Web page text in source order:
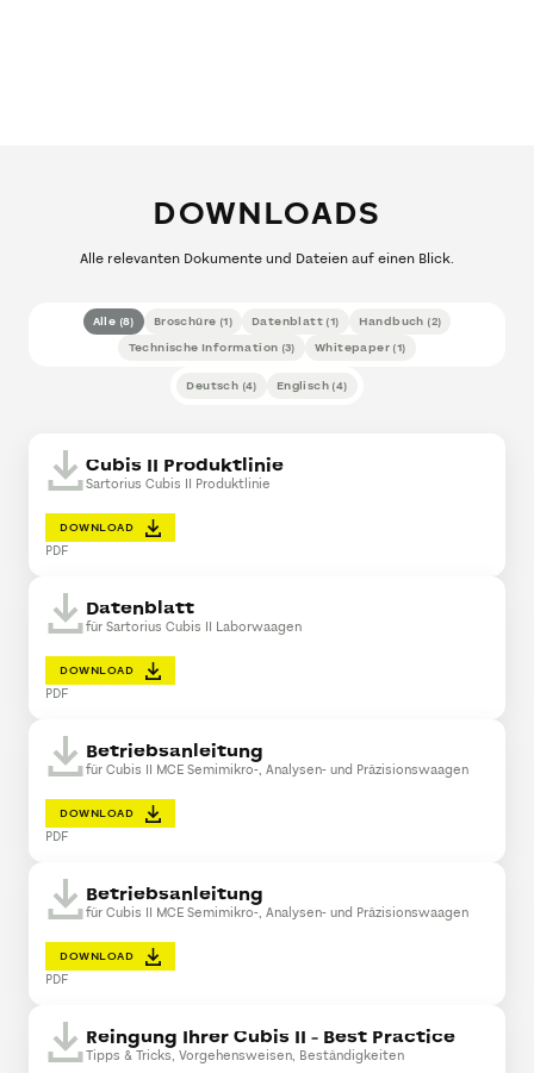
DOWNLOADS
Alle relevanten Dokumente und Dateien auf einen Blick.
Alle (8) Broschüre (1) Datenblatt (1) Handbuch (2)
Technische Information (3) Whitepaper(1)
Deutsch (4) Englisch (4)
Cubis II Produktlinie
Sartorius Cubis II Produktlinie
DOWNLOAD
PDF
Datenblatt
für Sartorius Cubis II Laborwaagen
DOWNLOAD
PDF
Betriebsanleitung
für Cubis II MCE Semimikro-, Analysen- und Präzisionswaagen
DOWNLOAD
PDF
Betriebsanleitung
für Cubis II MCE Semimikro-, Analysen- und Präzisionswaagen
DOWNLOAD
PDF
Reingung Ihrer Cubis II - Best Practice
Tipps & Tricks, Vorgehensweisen, Beständigkeiten